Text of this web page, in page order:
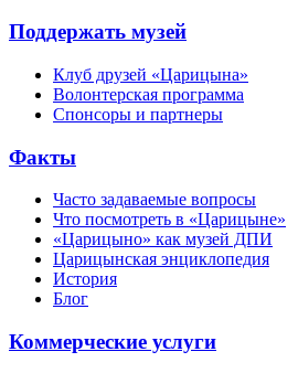
Поддержать музей
Клуб друзей «Царицына»
Волонтерская программа
Спонсоры и партнеры
Факты
Часто задаваемые вопросы
Что посмотреть в «Царицыне»
«Царицыно» как музей ДПИ
Царицынская энциклопедия
История
Блог
Коммерческие услуги